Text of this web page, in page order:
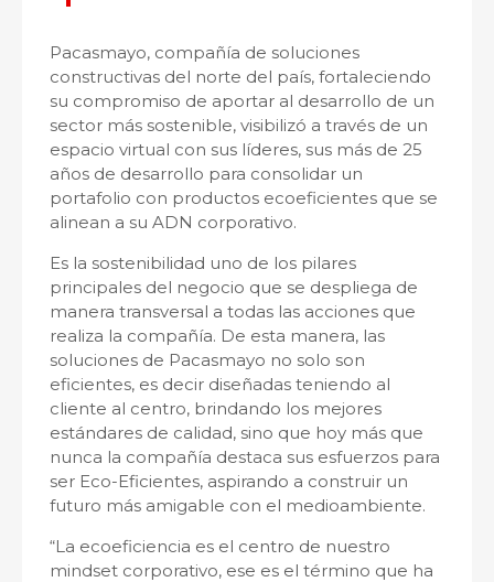
Pacasmayo, compañía de soluciones
constructivas del norte del país, fortaleciendo
su compromiso de aportar al desarrollo de un
sector más sostenible, visibilizó a través de un
espacio virtual con sus líderes, sus más de 25
años de desarrollo para consolidar un
portafolio con productos ecoeficientes que se
alinean a su ADN corporativo.
Es la sostenibilidad uno de los pilares
principales del negocio que se despliega de
manera transversal a todas las acciones que
realiza la compañía. De esta manera, las
soluciones de Pacasmayo no solo son
eficientes, es decir diseñadas teniendo al
cliente al centro, brindando los mejores
estándares de calidad, sino que hoy más que
nunca la compañía destaca sus esfuerzos para
ser Eco-Eficientes, aspirando a construir un
futuro más amigable con el medioambiente.
“La ecoeficiencia es el centro de nuestro
mindset corporativo, ese es el término que ha